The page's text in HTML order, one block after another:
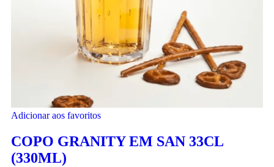
Adicionar aos favoritos
COPO GRANITY EM SAN 33CL
(330ML)